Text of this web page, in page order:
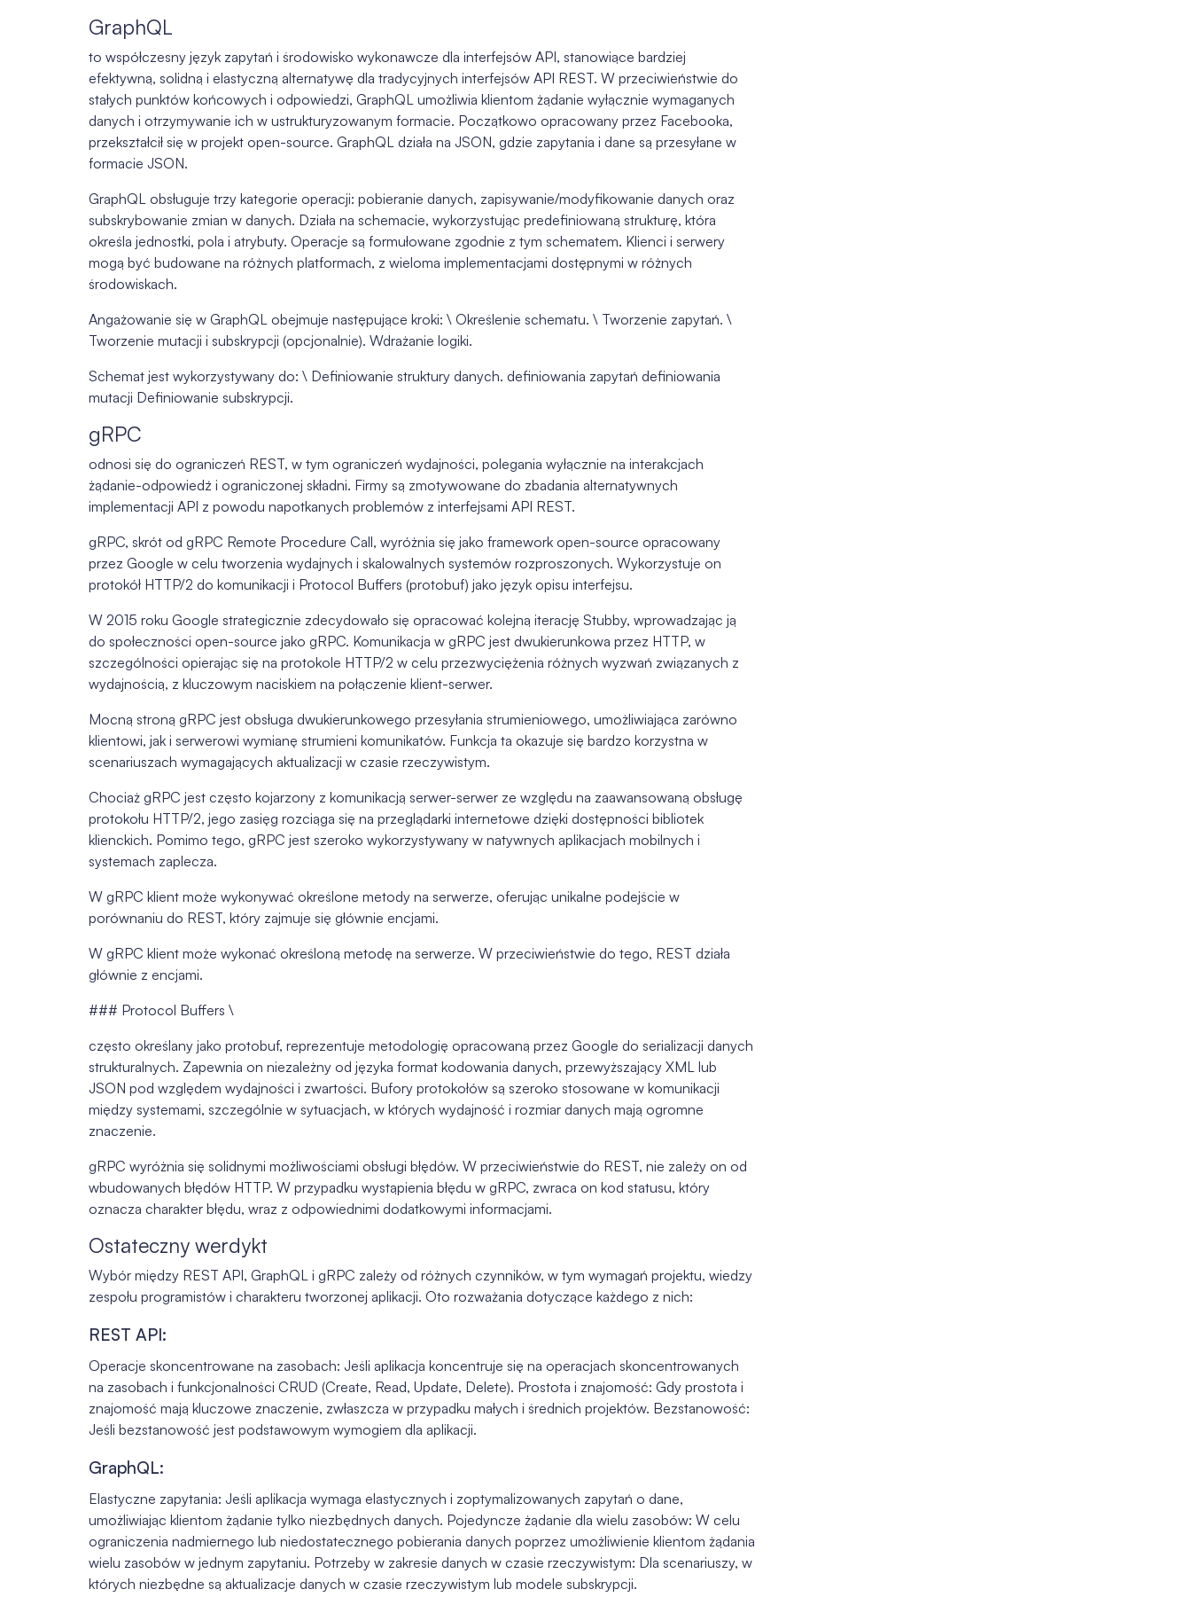
GraphQL
to współczesny język zapytań i środowisko wykonawcze dla interfejsów API, stanowiące bardziej
efektywną, solidną i elastyczną alternatywę dla tradycyjnych interfejsów API REST. W przeciwieństwie do
stałych punktów końcowych i odpowiedzi, GraphQL umożliwia klientom żądanie wyłącznie wymaganych
danych i otrzymywanie ich w ustrukturyzowanym formacie. Początkowo opracowany przez Facebooka,
przekształcił się w projekt open-source. GraphQL działa na JSON, gdzie zapytania i dane są przesyłane w
formacie JSON.
GraphQL obsługuje trzy kategorie operacji: pobieranie danych, zapisywanie/modyfikowanie danych oraz
subskrybowanie zmian w danych. Działa na schemacie, wykorzystując predefiniowaną strukturę, która
określa jednostki, pola i atrybuty. Operacje są formułowane zgodnie z tym schematem. Klienci i serwery
mogą być budowane na różnych platformach, z wieloma implementacjami dostępnymi w różnych
środowiskach.
Angażowanie się w GraphQL obejmuje następujące kroki: \ Określenie schematu. \ Tworzenie zapytań. \
Tworzenie mutacji i subskrypcji (opcjonalnie). Wdrażanie logiki.
Schemat jest wykorzystywany do: \ Definiowanie struktury danych. definiowania zapytań definiowania
mutacji Definiowanie subskrypcji.
gRPC
odnosi się do ograniczeń REST, w tym ograniczeń wydajności, polegania wyłącznie na interakcjach
żądanie-odpowiedź i ograniczonej składni. Firmy są zmotywowane do zbadania alternatywnych
implementacji API z powodu napotkanych problemów z interfejsami API REST.
gRPC, skrót od gRPC Remote Procedure Call, wyróżnia się jako framework open-source opracowany
przez Google w celu tworzenia wydajnych i skalowalnych systemów rozproszonych. Wykorzystuje on
protokół HTTP/2 do komunikacji i Protocol Buffers (protobuf) jako język opisu interfejsu.
W 2015 roku Google strategicznie zdecydowało się opracować kolejną iterację Stubby, wprowadzając ją
do społeczności open-source jako gRPC. Komunikacja w gRPC jest dwukierunkowa przez HTTP, w
szczególności opierając się na protokole HTTP/2 w celu przezwyciężenia różnych wyzwań związanych z
wydajnością, z kluczowym naciskiem na połączenie klient-serwer.
Mocną stroną gRPC jest obsługa dwukierunkowego przesyłania strumieniowego, umożliwiająca zarówno
klientowi, jak i serwerowi wymianę strumieni komunikatów. Funkcja ta okazuje się bardzo korzystna w
scenariuszach wymagających aktualizacji w czasie rzeczywistym.
Chociaż gRPC jest często kojarzony z komunikacją serwer-serwer ze względu na zaawansowaną obsługę
protokołu HTTP/2, jego zasięg rozciąga się na przeglądarki internetowe dzięki dostępności bibliotek
klienckich. Pomimo tego, gRPC jest szeroko wykorzystywany w natywnych aplikacjach mobilnych i
systemach zaplecza.
W gRPC klient może wykonywać określone metody na serwerze, oferując unikalne podejście w
porównaniu do REST, który zajmuje się głównie encjami.
W gRPC klient może wykonać określoną metodę na serwerze. W przeciwieństwie do tego, REST działa
głównie z encjami.
### Protocol Buffers \
często określany jako protobuf, reprezentuje metodologię opracowaną przez Google do serializacji danych
strukturalnych. Zapewnia on niezależny od języka format kodowania danych, przewyższający XML lub
JSON pod względem wydajności i zwartości. Bufory protokołów są szeroko stosowane w komunikacji
między systemami, szczególnie w sytuacjach, w których wydajność i rozmiar danych mają ogromne
znaczenie.
gRPC wyróżnia się solidnymi możliwościami obsługi błędów. W przeciwieństwie do REST, nie zależy on od
wbudowanych błędów HTTP. W przypadku wystąpienia błędu w gRPC, zwraca on kod statusu, który
oznacza charakter błędu, wraz z odpowiednimi dodatkowymi informacjami.
Ostateczny werdykt
Wybór między REST API, GraphQL i gRPC zależy od różnych czynników, w tym wymagań projektu, wiedzy
zespołu programistów i charakteru tworzonej aplikacji. Oto rozważania dotyczące każdego z nich:
REST API:
Operacje skoncentrowane na zasobach: Jeśli aplikacja koncentruje się na operacjach skoncentrowanych
na zasobach i funkcjonalności CRUD (Create, Read, Update, Delete). Prostota i znajomość: Gdy prostota i
znajomość mają kluczowe znaczenie, zwłaszcza w przypadku małych i średnich projektów. Bezstanowość:
Jeśli bezstanowość jest podstawowym wymogiem dla aplikacji.
GraphQL:
Elastyczne zapytania: Jeśli aplikacja wymaga elastycznych i zoptymalizowanych zapytań o dane,
umożliwiając klientom żądanie tylko niezbędnych danych. Pojedyncze żądanie dla wielu zasobów: W celu
ograniczenia nadmiernego lub niedostatecznego pobierania danych poprzez umożliwienie klientom żądania
wielu zasobów w jednym zapytaniu. Potrzeby w zakresie danych w czasie rzeczywistym: Dla scenariuszy, w
których niezbędne są aktualizacje danych w czasie rzeczywistym lub modele subskrypcji.